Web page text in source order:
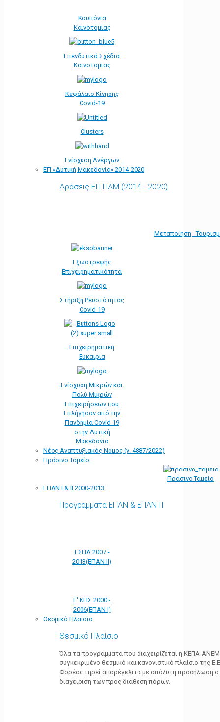
Κουπόνια
Καινοτομίας
Επενδυτικά Σχέδια
Καινοτομίας
Κεφάλαιο Κίνησης
Covid-19
Clusters
Ενίσχυση Ανέργων
ΕΠ «Δυτική Μακεδονία» 2014-2020
Δράσεις ΕΠ ΠΔΜ (2014 - 2020)
Μεταποίηση -
Εξωστρεφής
Επιχειρηματικότητα
Στήριξη Ρευστότητας
Covid-19
Επιχειρηματική
Ευκαιρία
Ενίσχυση Μικρών και
Πολύ Μικρών
Επιχειρήσεων που
Επλήγησαν από την
Πανδημία Covid-19
στην Δυτική
Μακεδονία
Νέος Αναπτυξιακός Νόμος (ν. 4887/2022)
Πράσινο Ταμείο
Πράσινο Ταμείο
ΕΠΑΝ Ι & ΙΙ 2000-2013
Προγράμματα ΕΠΑΝ & ΕΠΑΝ ΙΙ
ΕΣΠΑ 2007 -
2013(ΕΠΑΝ ΙΙ)
Γ' ΚΠΣ 2000 -
2006(ΕΠΑΝ Ι)
Θεσμικό Πλαίσιο
Θεσμικό Πλαίσιο
Όλα τα προγράμματα που διαχειρίζεται η ΚΕΠΑ-
συγκεκριμένο θεσμικό και κανονιστικό πλαίσιο της
Φορέας τηρεί απαρέγκλιτα με απόλυτη προσήλωση
διαχείριση των προς διάθεση πόρων.